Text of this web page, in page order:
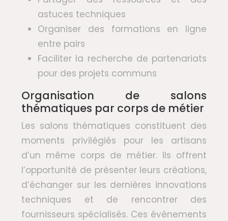
astuces techniques
Organiser des formations en ligne
entre pairs
Faciliter la recherche de partenariats
pour des projets communs
Organisation de salons
thématiques par corps de métier
Les salons thématiques constituent des
moments privilégiés pour les artisans
d’un même corps de métier. Ils offrent
l’opportunité de présenter leurs créations,
d’échanger sur les dernières innovations
techniques et de rencontrer des
fournisseurs spécialisés. Ces événements